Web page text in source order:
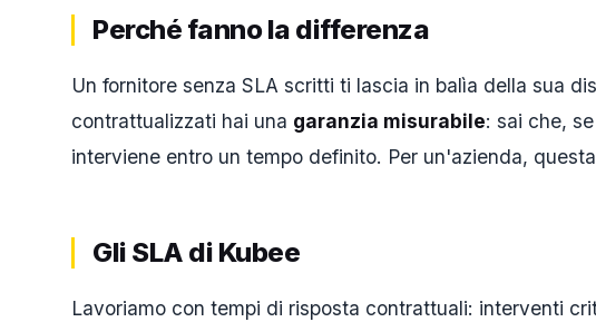
Perché fanno la differenza
Un fornitore senza SLA scritti ti lascia in balìa della sua
contrattualizzati hai una garanzia misurabile: sai che,
interviene entro un tempo definito. Per un'azienda,
Gli SLA di Kubee
Lavoriamo con tempi di risposta contrattuali: interventi